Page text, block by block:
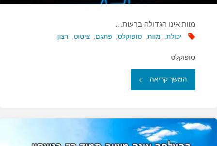
מוות אינו הגדולה ברעות…
יכולת, מוות, סופוקלס, פתגם, ציטוט, רצון
סופוקלס
המשך קריאה "מוות
הגדולה
ברעות…"